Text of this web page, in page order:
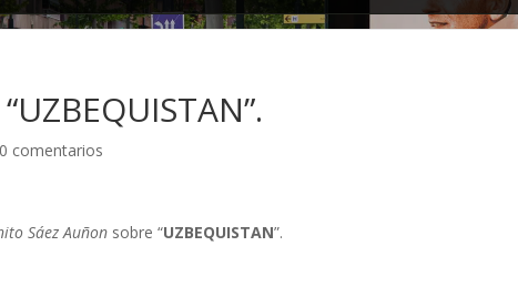
0 comentarios
Sáez Auñon sobre “UZBEQUISTAN”.